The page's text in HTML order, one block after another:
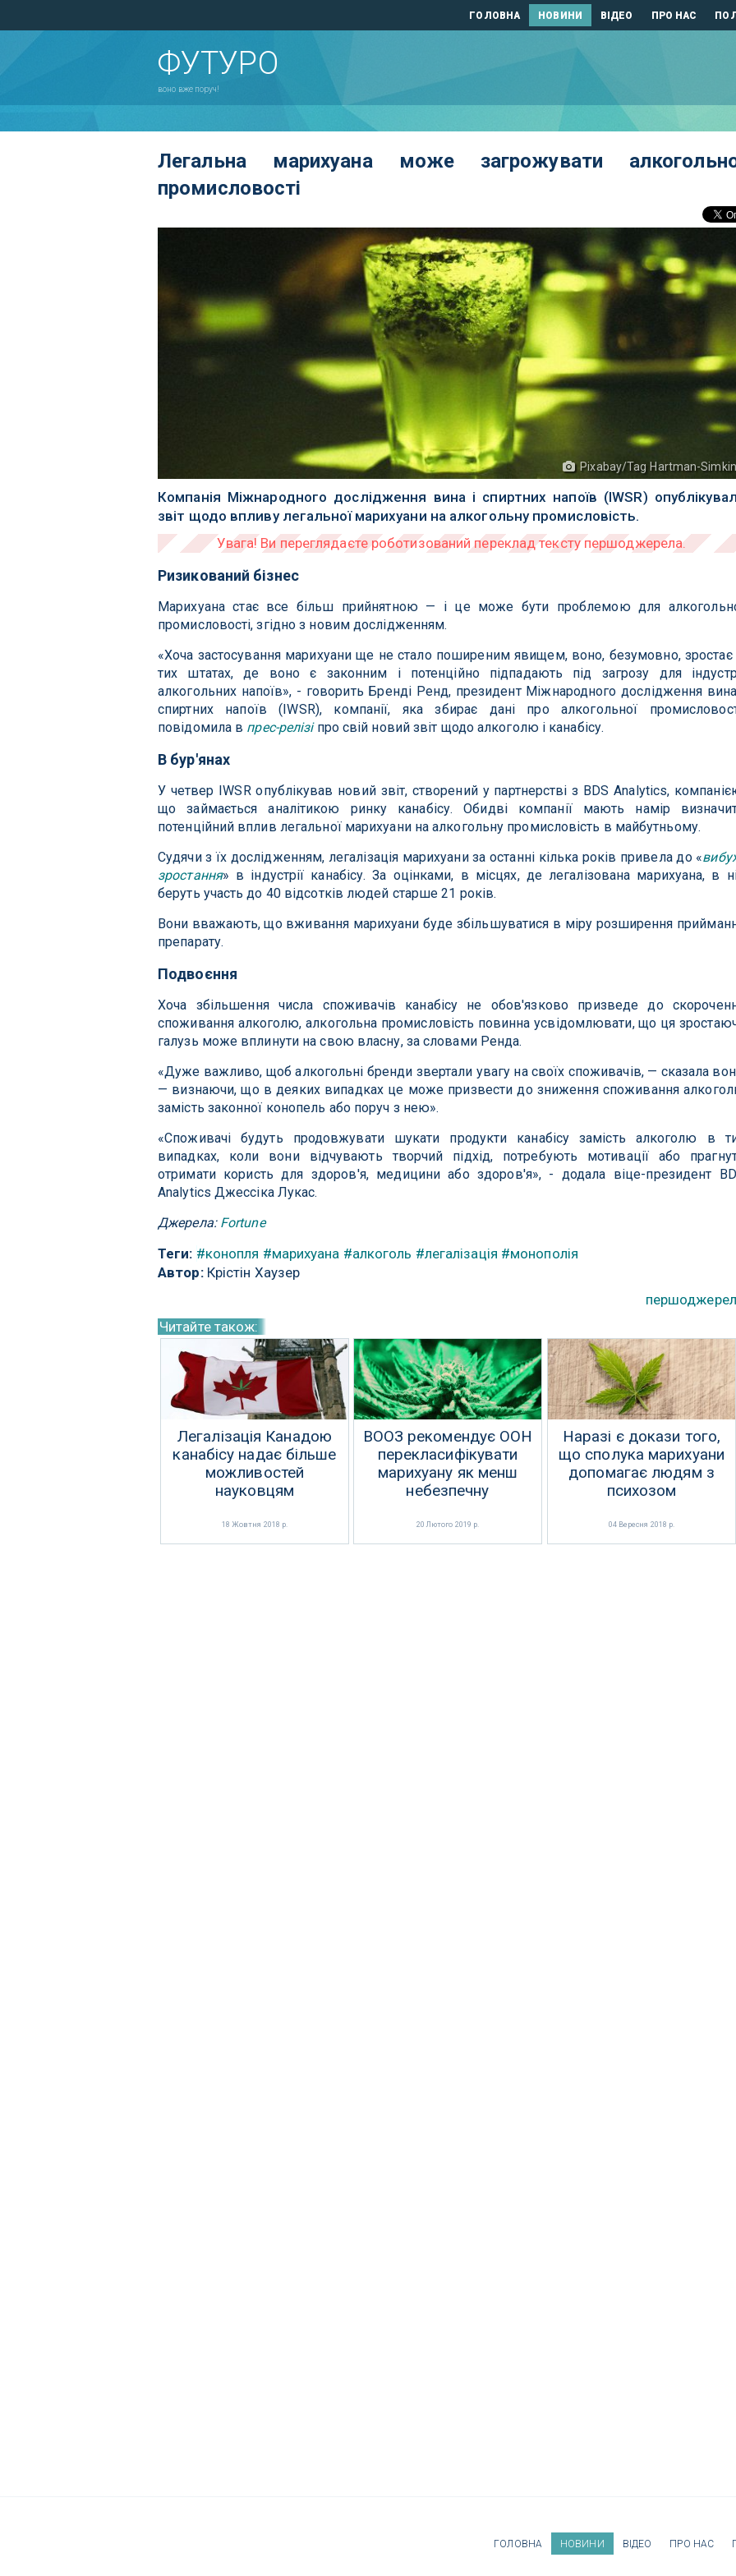
ГОЛОВНА НОВИНИ ВІДЕО ПРО НАС
ФУТУРО
воно вже поруч!
Легальна марихуана може загрожувати
промисловості
Pixabay/Tag Hartman-
Компанія Міжнародного дослідження вина і спиртних напоїв (IWSR)
звіт щодо впливу легальної марихуани на алкогольну промисловість.
Ризикований бізнес
Марихуана стає все більш прийнятною — і це може бути проблемою для
промисловості, згідно з новим дослідженням.
«Хоча застосування марихуани ще не стало поширеним явищем, воно, безумовно, зростає
тих штатах, де воно є законним і потенційно підпадають під загрозу для
алкогольних напоїв», - говорить Бренді Ренд, президент Міжнародного дослідження
спиртних напоїв (IWSR), компанії, яка збирає дані про алкогольної
повідомила в прес-релізіпро свій новий звіт щодо алкоголю і канабісу.
В бур'янах
У четвер IWSR опублікував новий звіт, створений у партнерстві з BDS Analytics,
що займається аналітикою ринку канабісу. Обидві компанії мають намір
потенційний вплив легальної марихуани на алкогольну промисловість в майбутньому.
Судячи з їх дослідженням, легалізація марихуани за останні кілька років привела до «
зростання» в індустрії канабісу. За оцінками, в місцях, де легалізована марихуана, в
беруть участь до 40 відсотків людей старше 21 років.
Вони вважають, що вживання марихуани буде збільшуватися в міру розширення
препарату.
Подвоєння
Хоча збільшення числа споживачів канабісу не обов'язково призведе до
споживання алкоголю, алкогольна промисловість повинна усвідомлювати, що ця
галузь може вплинути на свою власну, за словами Ренда.
«Дуже важливо, щоб алкогольні бренди звертали увагу на своїх споживачів, — сказала
— визнаючи, що в деяких випадках це може призвести до зниження споживання
замість законної конопель або поруч з нею».
«Споживачі будуть продовжувати шукати продукти канабісу замість алкоголю в
випадках, коли вони відчувають творчий підхід, потребують мотивації або
отримати користь для здоров'я, медицини або здоров'я», - додала віце-президент
Analytics Джессіка Лукас.
Джерела: Fortune
Теги: #конопля #марихуана #алкоголь #легалізація #монополія
Автор:Крістін Хаузер
Читайте також:
Легалізація Канадою
канабісу надає більше
можливостей
науковцям
18 Жовтня 2018 р.
ВООЗ рекомендує ООН
перекласифікувати
марихуану як менш
небезпечну
20 Лютого 2019 р.
Наразі є докази того,
що сполука марихуани
допомагає людям з
психозом
04 Вересня 2018 р.
ГОЛОВНА НОВИНИ ВІДЕО ПРО НАС